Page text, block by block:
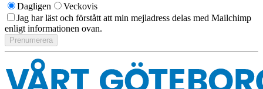
Dagligen
Veckovis
Jag har läst och förstått att min mejladress delas med Mailchimp
enligt informationen ovan.